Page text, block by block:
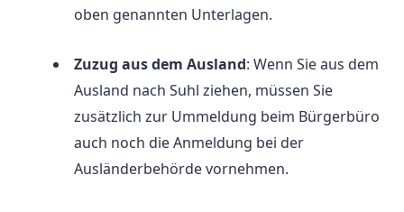
oben genannten Unterlagen.
Zuzug aus dem Ausland: Wenn Sie aus dem
Ausland nach Suhl ziehen, müssen Sie
zusätzlich zur Ummeldung beim Bürgerbüro
auch noch die Anmeldung bei der
Ausländerbehörde vornehmen.